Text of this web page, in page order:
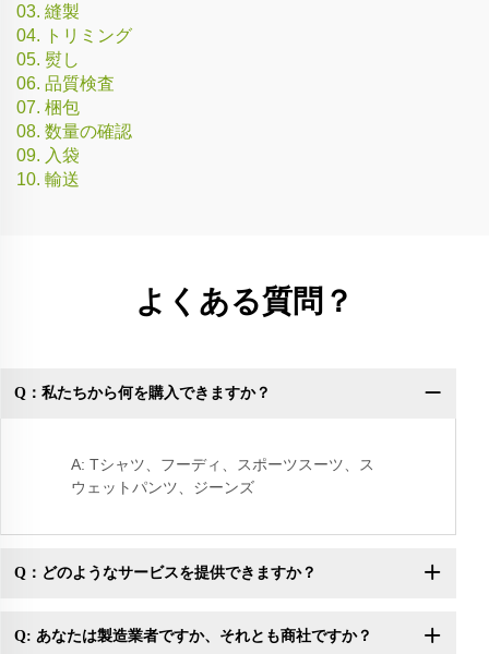
03. 縫製
04. トリミング
05. 熨し
06. 品質検査
07. 梱包
08. 数量の確認
09. 入袋
10. 輸送
よくある質問？
Q：私たちから何を購入できますか？
A: Tシャツ、フーディ、スポーツスーツ、ス
ウェットパンツ、ジーンズ
Q：どのようなサービスを提供できますか？
Q: あなたは製造業者ですか、それとも商社ですか？